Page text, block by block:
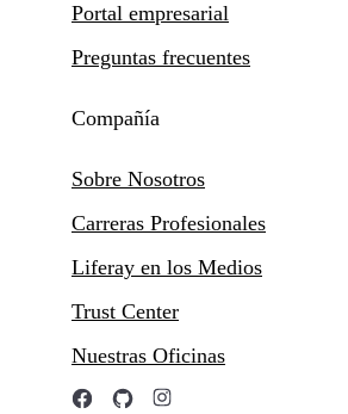
Portal empresarial
Preguntas frecuentes
Compañía
Sobre Nosotros
Carreras Profesionales
Liferay en los Medios
Trust Center
Nuestras Oficinas